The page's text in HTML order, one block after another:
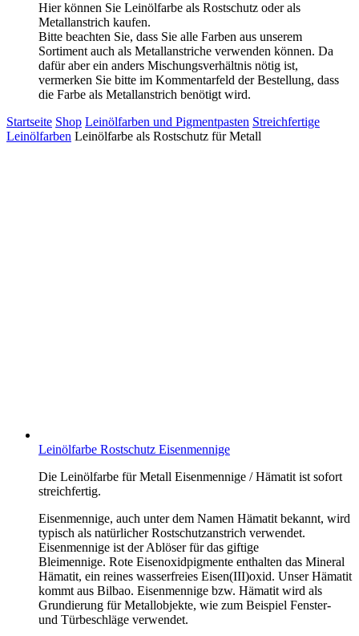
Hier können Sie Leinölfarbe als Rostschutz oder als
Metallanstrich kaufen.
Bitte beachten Sie, dass Sie alle Farben aus unserem
Sortiment auch als Metallanstriche verwenden können. Da
dafür aber ein anders Mischungsverhältnis nötig ist,
vermerken Sie bitte im Kommentarfeld der Bestellung, dass
die Farbe als Metallanstrich benötigt wird.
Startseite Shop Leinölfarben und Pigmentpasten Streichfertige
Leinölfarben Leinölfarbe als Rostschutz für Metall
Leinölfarbe Rostschutz Eisenmennige
Die Leinölfarbe für Metall Eisenmennige / Hämatit ist sofort
streichfertig.
Eisenmennige, auch unter dem Namen Hämatit bekannt, wird
typisch als natürlicher Rostschutzanstrich verwendet.
Eisenmennige ist der Ablöser für das giftige
Bleimennige. Rote Eisenoxidpigmente enthalten das Mineral
Hämatit, ein reines wasserfreies Eisen(III)oxid. Unser Hämatit
kommt aus Bilbao. Eisenmennige bzw. Hämatit wird als
Grundierung für Metallobjekte, wie zum Beispiel Fenster-
und Türbeschläge verwendet.